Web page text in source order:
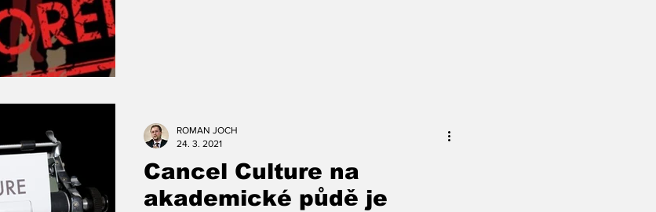
Cancel Culture na
akademické půdě je
ROMAN JOCH
24. 3. 2021